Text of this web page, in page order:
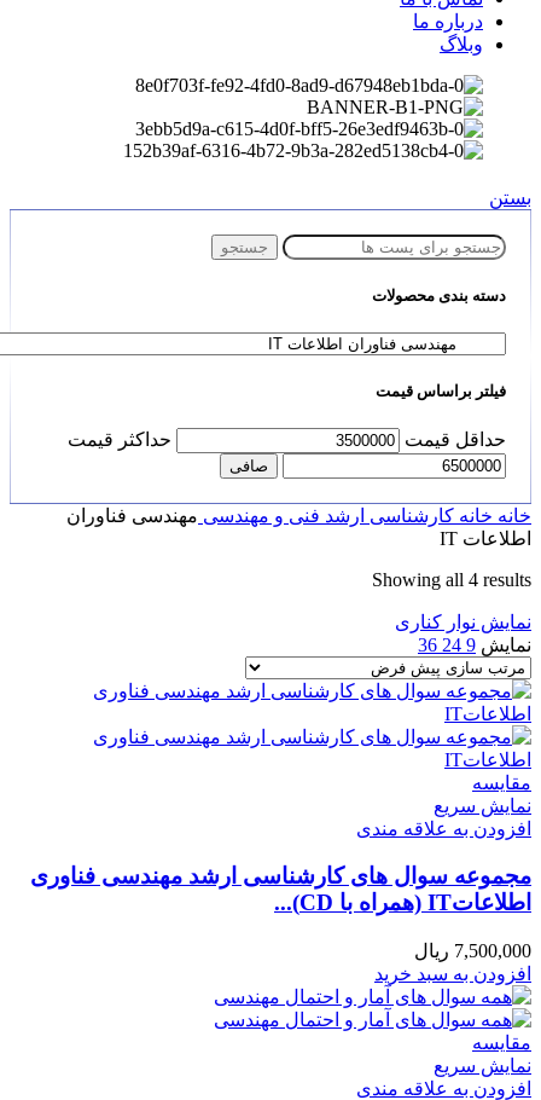
درباره ما
وبلاگ
بستن
جستجو
دسته بندی محصولات
فیلتر براساس قیمت
حداقل قیمت حداكثر قيمت
صافی
خانه خانه کارشناسی ارشد فنی و مهندسی مهندسی فناوران
اطلاعات IT
Showing all 4 results
نمایش نوار کناری
نمایش 9
24
36
مقايسه
نمایش سریع
افزودن به علاقه مندی
مجموعه سوال های کارشناسی ارشد مهندسی فناوری
اطلاعاتIT (همراه با CD)...
7,500,000 ریال
افزودن به سبد خرید
مقايسه
نمایش سریع
افزودن به علاقه مندی